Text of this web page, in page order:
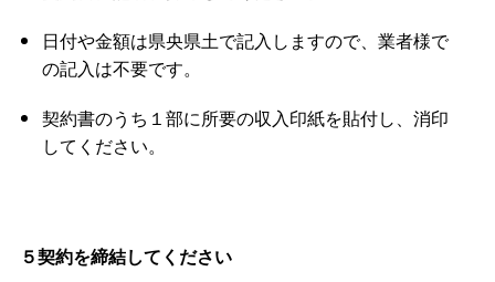
日付や金額は県央県土で記入しますので、業者様で
の記入は不要です。
契約書のうち１部に所要の収入印紙を貼付し、消印
してください。
５契約を締結してください